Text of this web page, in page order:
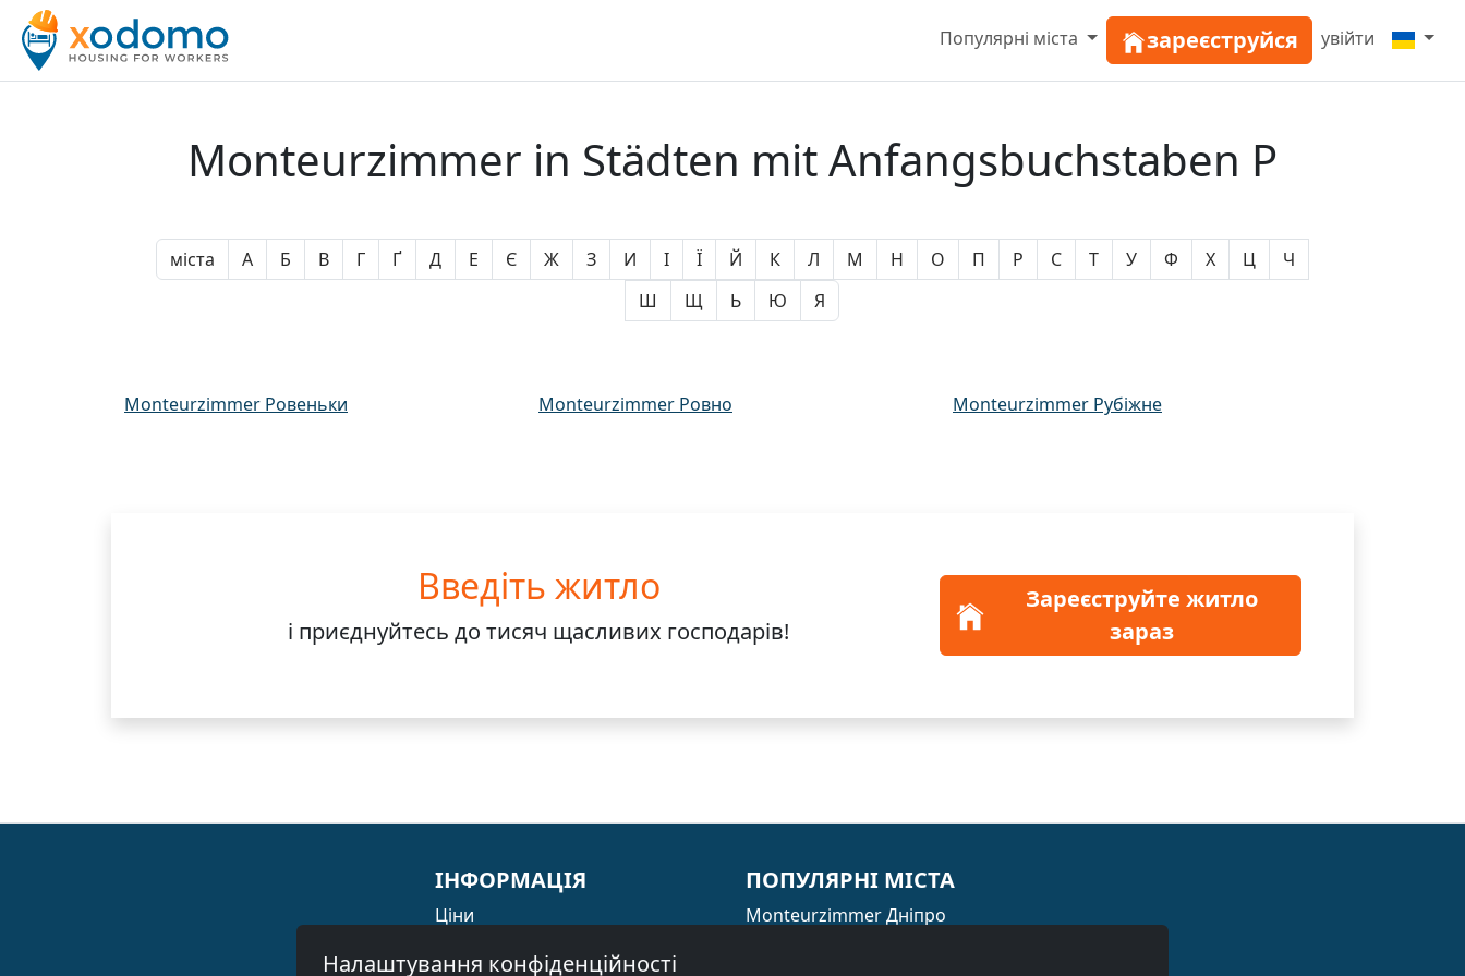
Популярні міста зареєструйся увійти
Monteurzimmer in Städten mit Anfangsbuchstaben Р
міста А Б В Г Ґ Д Е Є Ж З И І Ї Й К Л М Н О П Р С Т У Ф Х Ц
Ч
Ш
Щ Ь Ю Я
Monteurzimmer Ровеньки Monteurzimmer Ровно Monteurzimmer Рубіжне
Введіть житло
і приєднуйтесь до тисяч щасливих господарів!
Зареєструйте житло
зараз
ІНФОРМАЦІЯ
Ціни
ПОПУЛЯРНІ МІСТА
Monteurzimmer Дніпро
Налаштування конфіденційності